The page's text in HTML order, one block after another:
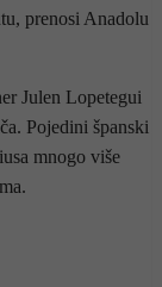
prenosi Anadolu
Julen Lopetegui
Pojedini španski
mnogo više